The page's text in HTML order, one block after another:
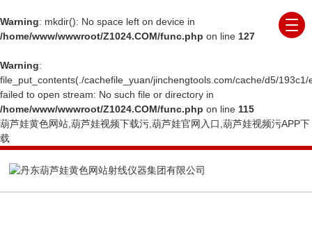
Warning: mkdir(): No space left on device in
/home/www/wwwroot/Z1024.COM/func.php on line 127
Warning:
file_put_contents(./cachefile_yuan/jinchengtools.com/cache/d5/193c1/
failed to open stream: No such file or directory in
/home/www/wwwroot/Z1024.COM/func.php on line 115
葫芦娃黄色网站,葫芦娃视频下载污,葫芦娃官网入口,葫芦娃视频污APP下
载